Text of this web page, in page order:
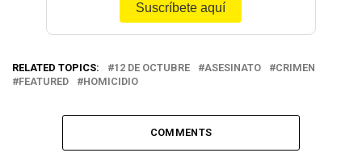
Suscríbete aquí
RELATED TOPICS: 12 DE OCTUBRE ASESINATO
CRIMEN
FEATURED
HOMICIDIO
COMMENTS